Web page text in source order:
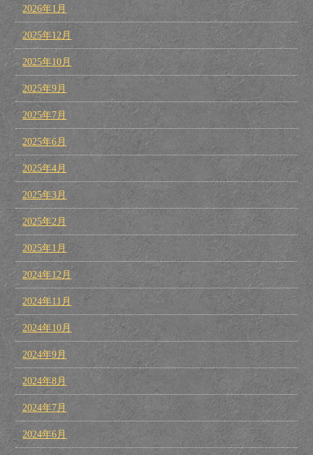
2026年1月
2025年12月
2025年10月
2025年9月
2025年7月
2025年6月
2025年4月
2025年3月
2025年2月
2025年1月
2024年12月
2024年11月
2024年10月
2024年9月
2024年8月
2024年7月
2024年6月